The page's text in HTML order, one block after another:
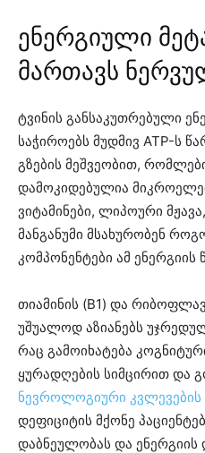
ენერგიული
მართავს
ტვინის განსაკუთრებული
საჭიროებს მუდმივ ATP-ს
გზების მეშვეობით,
დამოკიდებულია
ვიტამინები, ლიპოური
მანგანუმი მსახურობენ
კომპონენტები ამ
თიამინის (B1) და
უშუალოდ აზიანებს
რაც გამოიხატება
ყურადღების სიმცირით და
ნევროლოგიური კვლევების
დეფიციტის მქონე
დაბნეულობას და